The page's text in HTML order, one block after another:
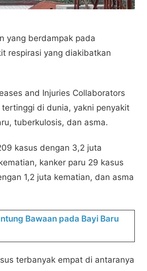
yang berdampak pada
respirasi yang diakibatkan
and Injuries Collaborators
di dunia, yakni penyakit
tuberkulosis, dan asma.
kasus dengan 3,2 juta
kanker paru 29 kasus
1,2 juta kematian, dan asma
Bawaan pada Bayi Baru
terbanyak empat di antaranya